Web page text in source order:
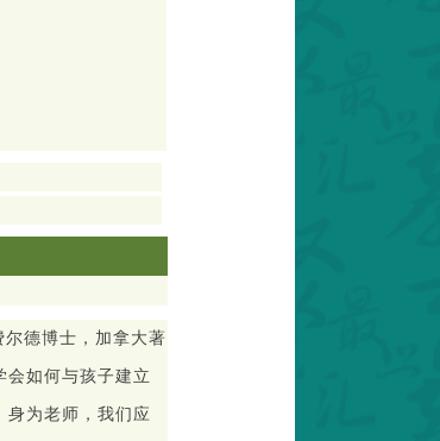
尔德博士，加拿大著
会如何与孩子建立
身为老师，我们应